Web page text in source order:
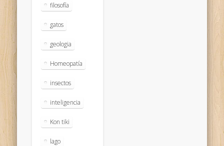
filosofía
gatos
geologia
Homeopatía
insectos
inteligencia
Kon tiki
lago